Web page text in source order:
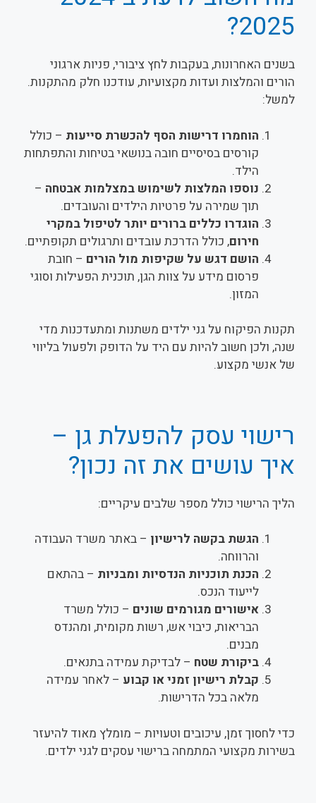
2025?
בשנים האחרונות, בעקבות לחץ ציבורי, פניות ארגוני
הורים והמלצות ועדות מקצועיות, עודכנו חלק מהתקנות.
למשל:
הוחמרו דרישות הסף להכשרת סייעות – כולל
קורסים בסיסיים חובה בנושאי בטיחות והתפתחות
הילד.
נוספו המלצות לשימוש במצלמות אבטחה –
תוך שמירה על פרטיות הילדים והעובדים.
הוגדרו כללים ברורים יותר לטיפול במקרי
חירום, כולל הדרכת עובדים ותרגולים תקופתיים.
הושם דגש על שקיפות מול הורים – חובת
פרסום מידע על צוות הגן, תוכנית הפעילות וסוגי
המזון.
תקנות הפיקוח על גני ילדים משתנות ומתעדכנות מדי
שנה, ולכן חשוב להיות עם היד על הדופק ולפעול בליווי
של אנשי מקצוע.
רישוי עסק להפעלת גן –
איך עושים את זה נכון?
הליך הרישוי כולל מספר שלבים עיקריים:
הגשת בקשה לרישיון – באתר משרד העבודה
והרווחה.
הכנת תוכניות הנדסיות ומבניות – בהתאם
לייעוד הנכס.
אישורים מגורמים שונים – כולל משרד
הבריאות, כיבוי אש, רשות מקומית, ומהנדס
מבנים.
ביקורת שטח – לבדיקת עמידה בתנאים.
קבלת רישיון זמני או קבוע – לאחר עמידה
מלאה בכל הדרישות.
כדי לחסוך זמן, עיכובים וטעויות – מומלץ מאוד להיעזר
בשירות מקצועי המתמחה ברישוי עסקים לגני ילדים.